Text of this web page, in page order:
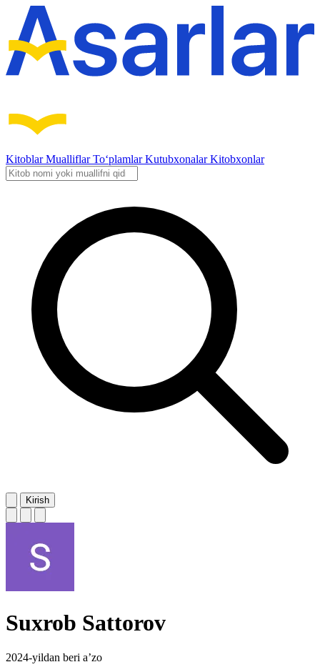
KitoblarMualliflarTo‘plamlarKutubxonalarKitobxonlar
Kirish
Suxrob Sattorov
2024-yildan beri a’zo